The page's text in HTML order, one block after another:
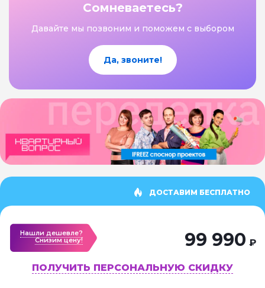
Сомневаетесь?
Давайте мы позвоним и поможем с выбором
Да, звоните!
ДОСТАВИМ БЕСПЛАТНО
Нашли дешевле?
Cнизим цену!
99 990 ₽
ПОЛУЧИТЬ ПЕРСОНАЛЬНУЮ СКИДКУ